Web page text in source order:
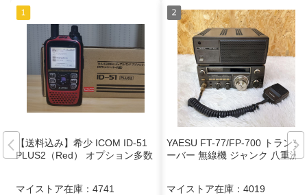
【送料込み】希少 ICOM ID-51
PLUS2（Red） オプション多数
マイストア在庫： 4741
YAESU FT-77/FP-700 トランシ
ーバー 無線機 ジャンク 八重洲
マイストア在庫： 4019